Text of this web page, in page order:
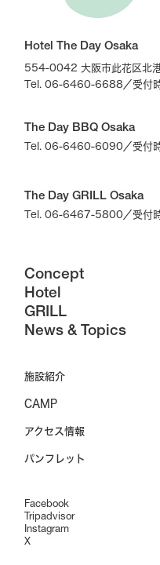
Hotel The Day Osaka
554-0042 大阪市此花区北
Tel. 06-6460-6688／受付
The Day BBQ Osaka
Tel. 06-6460-6090／受
The Day GRILL Osaka
Tel. 06-6467-5800／受
Concept
Hotel
GRILL
News & Topics
施設紹介
CAMP
アクセス情報
パンフレット
Facebook
Tripadvisor
Instagram
X